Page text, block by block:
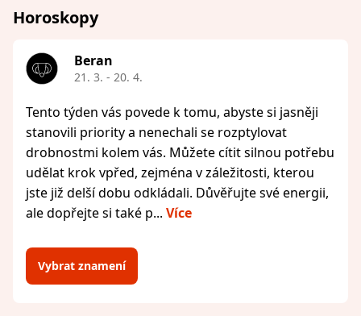
Horoskopy
Beran
21. 3. - 20. 4.
Tento týden vás povede k tomu, abyste si jasněji
stanovili priority a nenechali se rozptylovat
drobnostmi kolem vás. Můžete cítit silnou potřebu
udělat krok vpřed, zejména v záležitosti, kterou
jste již delší dobu odkládali. Důvěřujte své energii,
ale dopřejte si také p... Více
Vybrat znamení